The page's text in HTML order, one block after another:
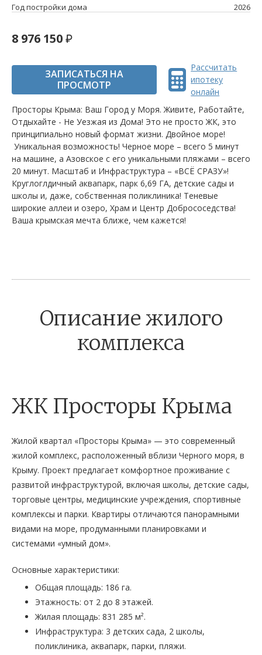
Год постройки дома
2026
8 976 150
ЗАПИСАТЬСЯ НА
ПРОСМОТР
Рассчитать
ипотеку
онлайн
Просторы Крыма: Ваш Город у Моря. Живите, Работайте,
Отдыхайте - Не Уезжая из Дома! Это не просто ЖК, это
принципиально новый формат жизни. Двойное море!
Уникальная возможность! Черное море – всего 5 минут
на машине, а Азовское с его уникальными пляжами – всего
20 минут. Масштаб и Инфраструктура – «ВСЁ СРАЗУ»!
Круглоглдичный аквапарк, парк 6,69 ГА, детские сады и
школы и, даже, собственная поликлиника! Теневые
широкие аллеи и озеро, Храм и Центр Добрососедства!
Ваша крымская мечта ближе, чем кажется!
Описание жилого
комплекса
ЖК Просторы Крыма
Жилой квартал «Просторы Крыма» — это современный
жилой комплекс, расположенный вблизи Черного моря, в
Крыму. Проект предлагает комфортное проживание с
развитой инфраструктурой, включая школы, детские сады,
торговые центры, медицинские учреждения, спортивные
комплексы и парки. Квартиры отличаются панорамными
видами на море, продуманными планировками и
системами «умный дом».
Основные характеристики:
Общая площадь: 186 га.
Этажность: от 2 до 8 этажей.
Жилая площадь: 831 285 м².
Инфраструктура: 3 детских сада, 2 школы,
поликлиника, аквапарк, парки, пляжи.